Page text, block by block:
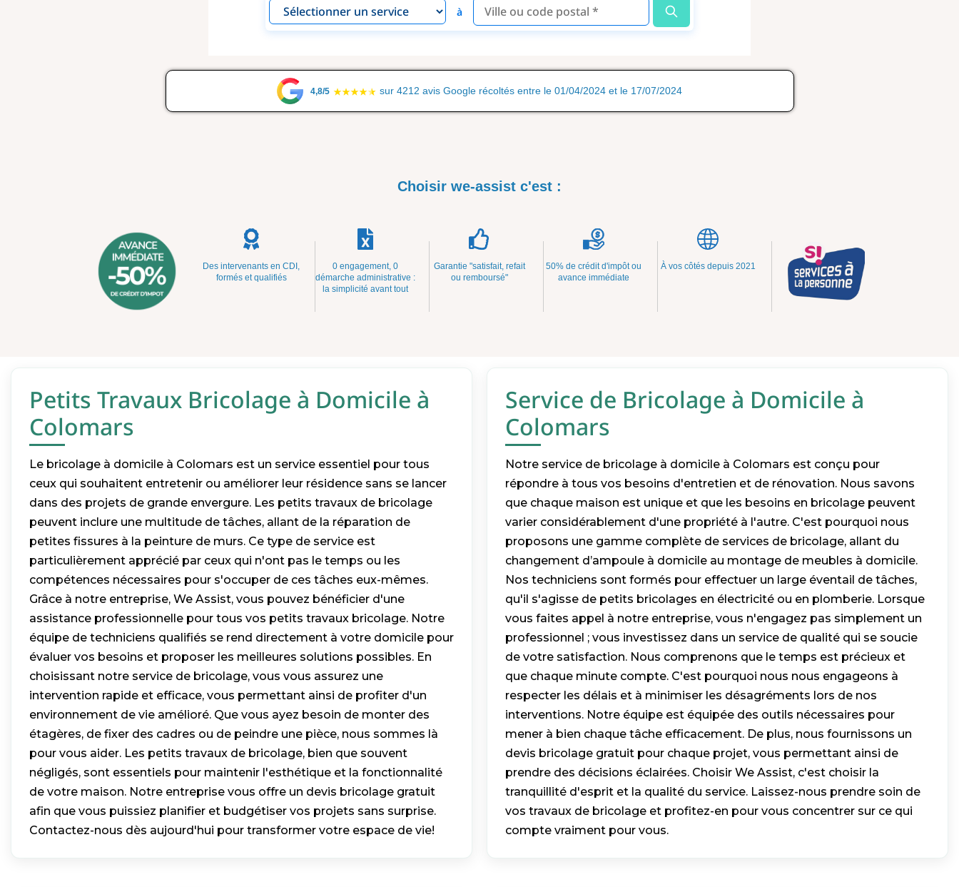
à
4,8/5 sur 4212 avis Google récoltés entre le 01/04/2024 et le 17/07/2024
Choisir we-assist c'est :
Des intervenants en CDI,
formés et qualifiés
0 engagement, 0
démarche administrative :
la simplicité avant tout
Garantie "satisfait, refait
ou remboursé"
50% de crédit d'impôt ou
avance immédiate
À vos côtés depuis 2021
Petits Travaux Bricolage à Domicile à
Colomars
Le bricolage à domicile à Colomars est un service essentiel pour tous
ceux qui souhaitent entretenir ou améliorer leur résidence sans se lancer
dans des projets de grande envergure. Les petits travaux de bricolage
peuvent inclure une multitude de tâches, allant de la réparation de
petites fissures à la peinture de murs. Ce type de service est
particulièrement apprécié par ceux qui n'ont pas le temps ou les
compétences nécessaires pour s'occuper de ces tâches eux-mêmes.
Grâce à notre entreprise, We Assist, vous pouvez bénéficier d'une
assistance professionnelle pour tous vos petits travaux bricolage. Notre
équipe de techniciens qualifiés se rend directement à votre domicile pour
évaluer vos besoins et proposer les meilleures solutions possibles. En
choisissant notre service de bricolage, vous vous assurez une
intervention rapide et efficace, vous permettant ainsi de profiter d'un
environnement de vie amélioré. Que vous ayez besoin de monter des
étagères, de fixer des cadres ou de peindre une pièce, nous sommes là
pour vous aider. Les petits travaux de bricolage, bien que souvent
négligés, sont essentiels pour maintenir l'esthétique et la fonctionnalité
de votre maison. Notre entreprise vous offre un devis bricolage gratuit
afin que vous puissiez planifier et budgétiser vos projets sans surprise.
Contactez-nous dès aujourd'hui pour transformer votre espace de vie!
Service de Bricolage à Domicile à
Colomars
Notre service de bricolage à domicile à Colomars est conçu pour
répondre à tous vos besoins d'entretien et de rénovation. Nous savons
que chaque maison est unique et que les besoins en bricolage peuvent
varier considérablement d'une propriété à l'autre. C'est pourquoi nous
proposons une gamme complète de services de bricolage, allant du
changement d’ampoule à domicile au montage de meubles à domicile.
Nos techniciens sont formés pour effectuer un large éventail de tâches,
qu'il s'agisse de petits bricolages en électricité ou en plomberie. Lorsque
vous faites appel à notre entreprise, vous n'engagez pas simplement un
professionnel ; vous investissez dans un service de qualité qui se soucie
de votre satisfaction. Nous comprenons que le temps est précieux et
que chaque minute compte. C'est pourquoi nous nous engageons à
respecter les délais et à minimiser les désagréments lors de nos
interventions. Notre équipe est équipée des outils nécessaires pour
mener à bien chaque tâche efficacement. De plus, nous fournissons un
devis bricolage gratuit pour chaque projet, vous permettant ainsi de
prendre des décisions éclairées. Choisir We Assist, c'est choisir la
tranquillité d'esprit et la qualité du service. Laissez-nous prendre soin de
vos travaux de bricolage et profitez-en pour vous concentrer sur ce qui
compte vraiment pour vous.